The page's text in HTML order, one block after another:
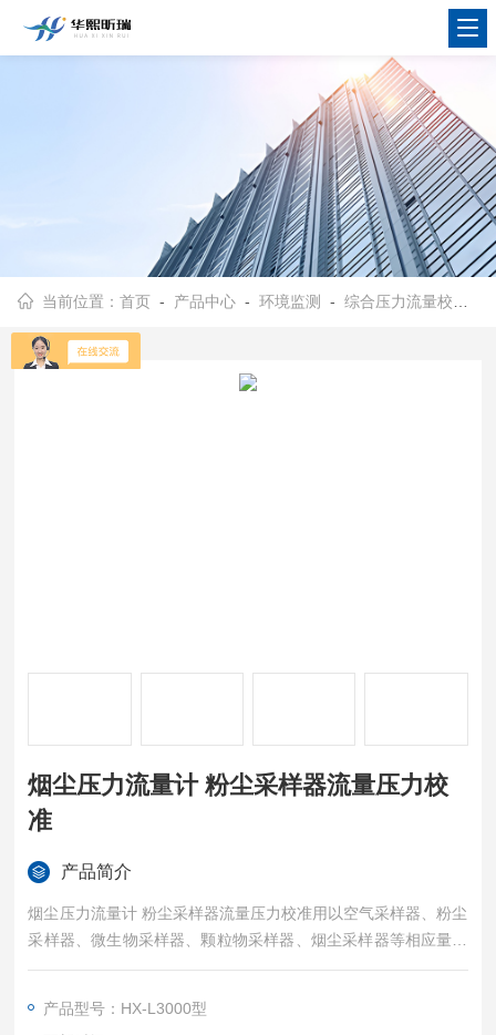
当前位置：首页 - 产品中心 -环境监测 -综合压力流量校准仪
烟尘压力流量计 粉尘采样器流量压力校
准
产品简介
烟尘压力流量计 粉尘采样器流量压力校准用以空气采样器、粉尘
采样器、微生物采样器、颗粒物采样器、烟尘采样器等相应量程
的仪器流量、压力的校准。
产品型号：HX-L3000型